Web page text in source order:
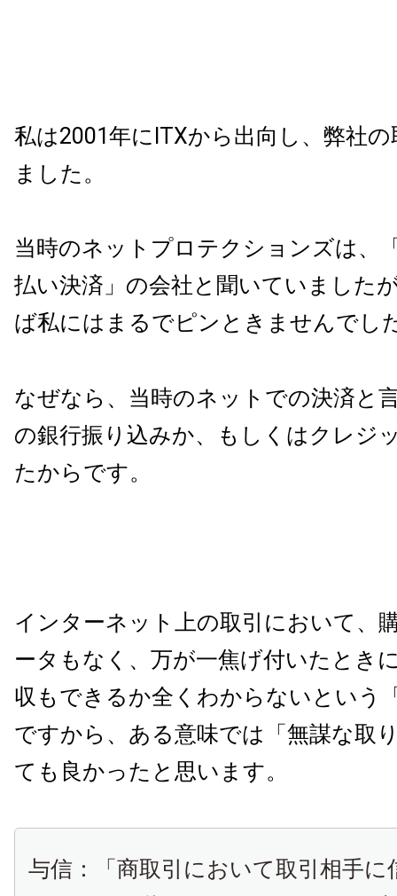
私は2001年にITXから出向し、弊社
ました。
当時のネットプロテクションズは、
払い決済」の会社と聞いていました
ば私にはまるでピンときませんでし
なぜなら、当時のネットでの決済と
の銀行振り込みか、もしくはクレジ
たからです。
インターネット上の取引において、
ータもなく、万が一焦げ付いたとき
収もできるか全くわからないという
ですから、ある意味では「無謀な取
ても良かったと思います。
与信：「商取引において取引相手に